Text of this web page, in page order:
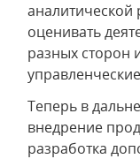
аналитической
оценивать
разных сторон
Теперь в
внедрение
разработка